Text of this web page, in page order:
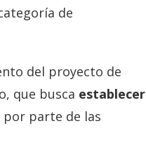
de
del proyecto de
que busca establecer
parte de las